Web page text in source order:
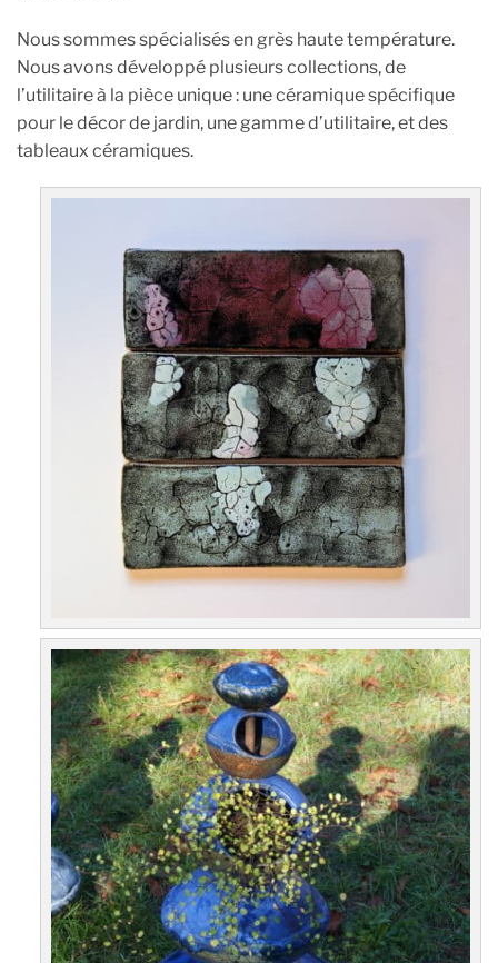
Nous sommes spécialisés en grès haute température.
Nous avons développé plusieurs collections, de
l’utilitaire à la pièce unique : une céramique spécifique
pour le décor de jardin, une gamme d’utilitaire, et des
tableaux céramiques.